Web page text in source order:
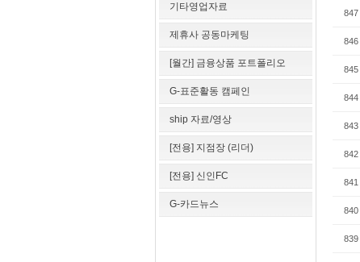
기타영업자료
제휴사 공동마케팅
[월간] 금융상품 포트폴리오
G-표준활동 캠페인
ship 자료/영상
[전용] 지점장 (리더)
[전용] 신인FC
G-카드뉴스
847
846
845
844
843
842
841
840
839